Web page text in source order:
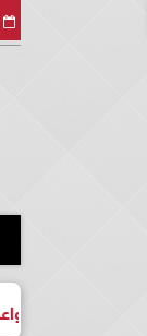
واعد.. محمد